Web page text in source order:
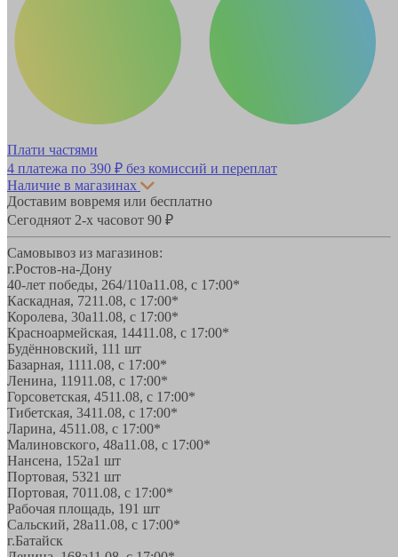
Плати частями
4 платежа по 390 ₽ без комиссий и переплат
Наличие в магазинах
Доставим вовремя или бесплатно
Сегодняот 2-х часовот 90 ₽
Самовывоз из магазинов:
г.Ростов-на-Дону
40-лет победы, 264/110а11.08, с 17:00*
Каскадная, 7211.08, с 17:00*
Королева, 30а11.08, с 17:00*
Красноармейская, 14411.08, с 17:00*
Будённовский, 111 шт
Базарная, 1111.08, с 17:00*
Ленина, 11911.08, с 17:00*
Горсоветская, 4511.08, с 17:00*
Тибетская, 3411.08, с 17:00*
Ларина, 4511.08, с 17:00*
Малиновского, 48а11.08, с 17:00*
Нансена, 152а1 шт
Портовая, 5321 шт
Портовая, 7011.08, с 17:00*
Рабочая площадь, 191 шт
Сальский, 28a11.08, с 17:00*
г.Батайск